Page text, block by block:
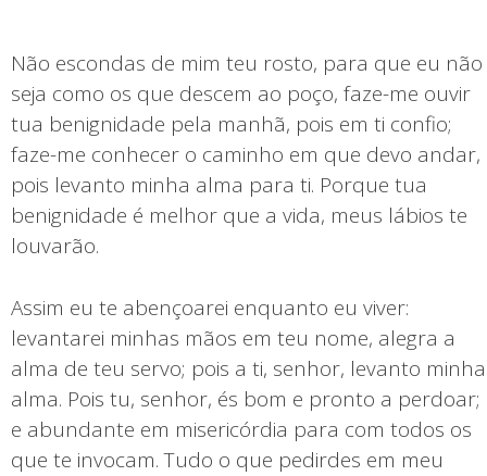
Não escondas de mim teu rosto, para que eu não
seja como os que descem ao poço, faze-me ouvir
tua benignidade pela manhã, pois em ti confio;
faze-me conhecer o caminho em que devo andar,
pois levanto minha alma para ti. Porque tua
benignidade é melhor que a vida, meus lábios te
louvarão.
Assim eu te abençoarei enquanto eu viver:
levantarei minhas mãos em teu nome, alegra a
alma de teu servo; pois a ti, senhor, levanto minha
alma. Pois tu, senhor, és bom e pronto a perdoar;
e abundante em misericórdia para com todos os
que te invocam. Tudo o que pedirdes em meu